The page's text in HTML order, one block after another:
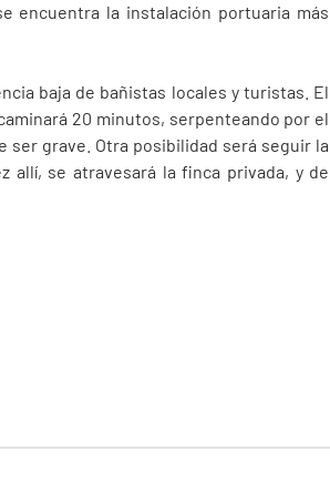
encuentra la instalación portuaria más
baja de bañistas locales y turistas. El
20 minutos, serpenteando por el
ser grave. Otra posibilidad será seguir la
allí, se atravesará la finca privada, y de